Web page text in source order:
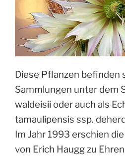
Diese Pflanzen befinden
Sammlungen unter dem
waldeisii oder auch als
tamaulipensis ssp.
Im Jahr 1993 erschien
von Erich Haugg zu